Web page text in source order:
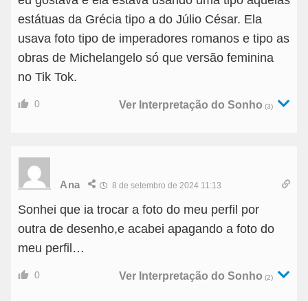
estátuas da Grécia tipo a do Júlio César. Ela
usava foto tipo de imperadores romanos e tipo as
obras de Michelangelo só que versão feminina
no Tik Tok.
0 Ver Interpretação do Sonho (3)
Ana 8 de setembro de 2024 11:13
Sonhei que ia trocar a foto do meu perfil por
outra de desenho,e acabei apagando a foto do
meu perfil…
0 Ver Interpretação do Sonho (2)